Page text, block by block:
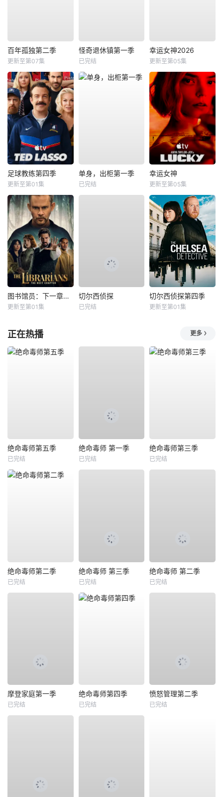
百年孤独第二季
更新至第07集
怪奇退休镇第一季
已完结
幸运女神2026
更新至第05集
足球教练第四季
更新至第01集
单身，出柜第一季
已完结
幸运女神
更新至第05集
图书馆员：下一章第二季
更新至第01集
切尔西侦探
已完结
切尔西侦探第四季
更新至第01集
正在热播 更多
绝命毒师第五季
已完结
绝命毒师 第一季
已完结
绝命毒师第三季
已完结
绝命毒师第二季
已完结
绝命毒师 第三季
已完结
绝命毒师 第二季
已完结
摩登家庭第一季
已完结
绝命毒师第四季
已完结
愤怒管理第二季
已完结